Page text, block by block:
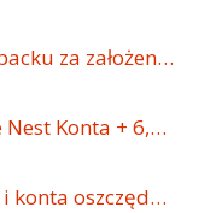
Do 600 zł w formie moneybacku za założenie konta PKO BP + 300 zł za konto dziecka + 600 zł do sklepu Samsung
Nawet 1250 zł za założenie Nest Konta + 6,6% na Lokacie Witaj
Najlepsze lokaty bankowe i konta oszczędnościowe – lipiec 2026